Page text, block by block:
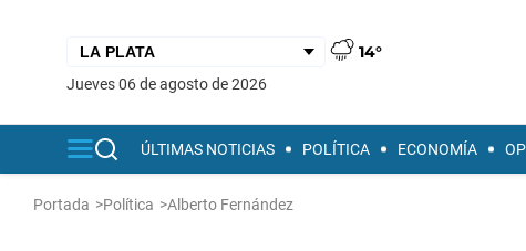
14°
jueves 06 de agosto de 2026
ÚLTIMAS NOTICIAS POLÍTICA ECONOMÍA
Portada >Política >Alberto Fernández